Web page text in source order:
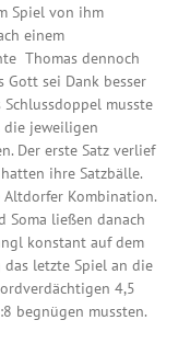
Spiel von ihm
einem
Thomas dennoch
Gott sei Dank besser
musste
die jeweiligen
Der erste Satz verlief
ihre Satzbälle.
Kombination.
Soma ließen danach
konstant auf dem
letzte Spiel an die
4,5
begnügen mussten.